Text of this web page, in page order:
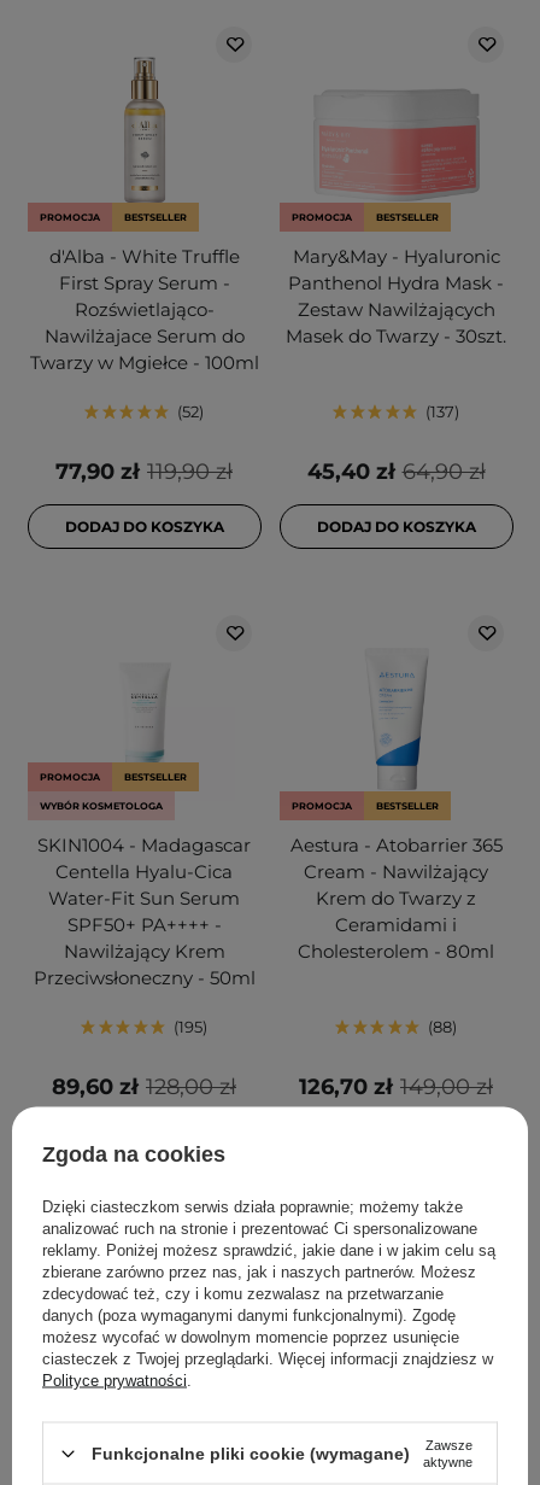
PROMOCJA BESTSELLER
d'Alba - White Truffle
First Spray Serum -
Rozświetlająco-
Nawilżajace Serum do
Twarzy w Mgiełce - 100ml
52
119,90 zł
77,90 zł
DODAJ DO KOSZYKA
PROMOCJA BESTSELLER
Mary&May - Hyaluronic
Panthenol Hydra Mask -
Zestaw Nawilżających
Masek do Twarzy - 30szt.
137
64,90 zł
45,40 zł
DODAJ DO KOSZYKA
PROMOCJA BESTSELLER
WYBÓR KOSMETOLOGA
SKIN1004 - Madagascar
Centella Hyalu-Cica
Water-Fit Sun Serum
SPF50+ PA++++ -
Nawilżający Krem
Przeciwsłoneczny - 50ml
195
128,00 zł
89,60 zł
DODAJ DO KOSZYKA
PROMOCJA BESTSELLER
Aestura - Atobarrier 365
Cream - Nawilżający
Krem do Twarzy z
Ceramidami i
Cholesterolem - 80ml
88
149,00 zł
126,70 zł
PROMOCJA
Anua - Heartleaf
Beauty of Joseon -
Zgoda na cookies
Dzięki ciasteczkom serwis działa poprawnie; możemy także
analizować ruch na stronie i prezentować Ci spersonalizowane
reklamy. Poniżej możesz sprawdzić, jakie dane i w jakim celu są
zbierane zarówno przez nas, jak i naszych partnerów. Możesz
zdecydować też, czy i komu zezwalasz na przetwarzanie
danych (poza wymaganymi danymi funkcjonalnymi). Zgodę
możesz wycofać w dowolnym momencie poprzez usunięcie
ciasteczek z Twojej przeglądarki. Więcej informacji znajdziesz w
Polityce prywatności
Funkcjonalne pliki cookie (wymagane)
Zawsze
aktywne